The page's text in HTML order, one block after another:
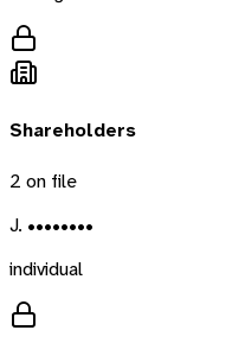
Shareholders
2 on file
J. ••••••••
individual